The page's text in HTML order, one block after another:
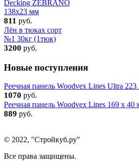
Decking ZEBRANO
138х23 мм
811 руб.
Лён в тюках сорт
№1 30кг (1тюк)
3200 руб.
Новые поступления
Реечная панель Woodvex Lines Ultra
1070 руб.
Реечная панель Woodvex Lines 169 x 40
889 руб.
© 2022, "Стройкуб.ру"
Все права защищены.